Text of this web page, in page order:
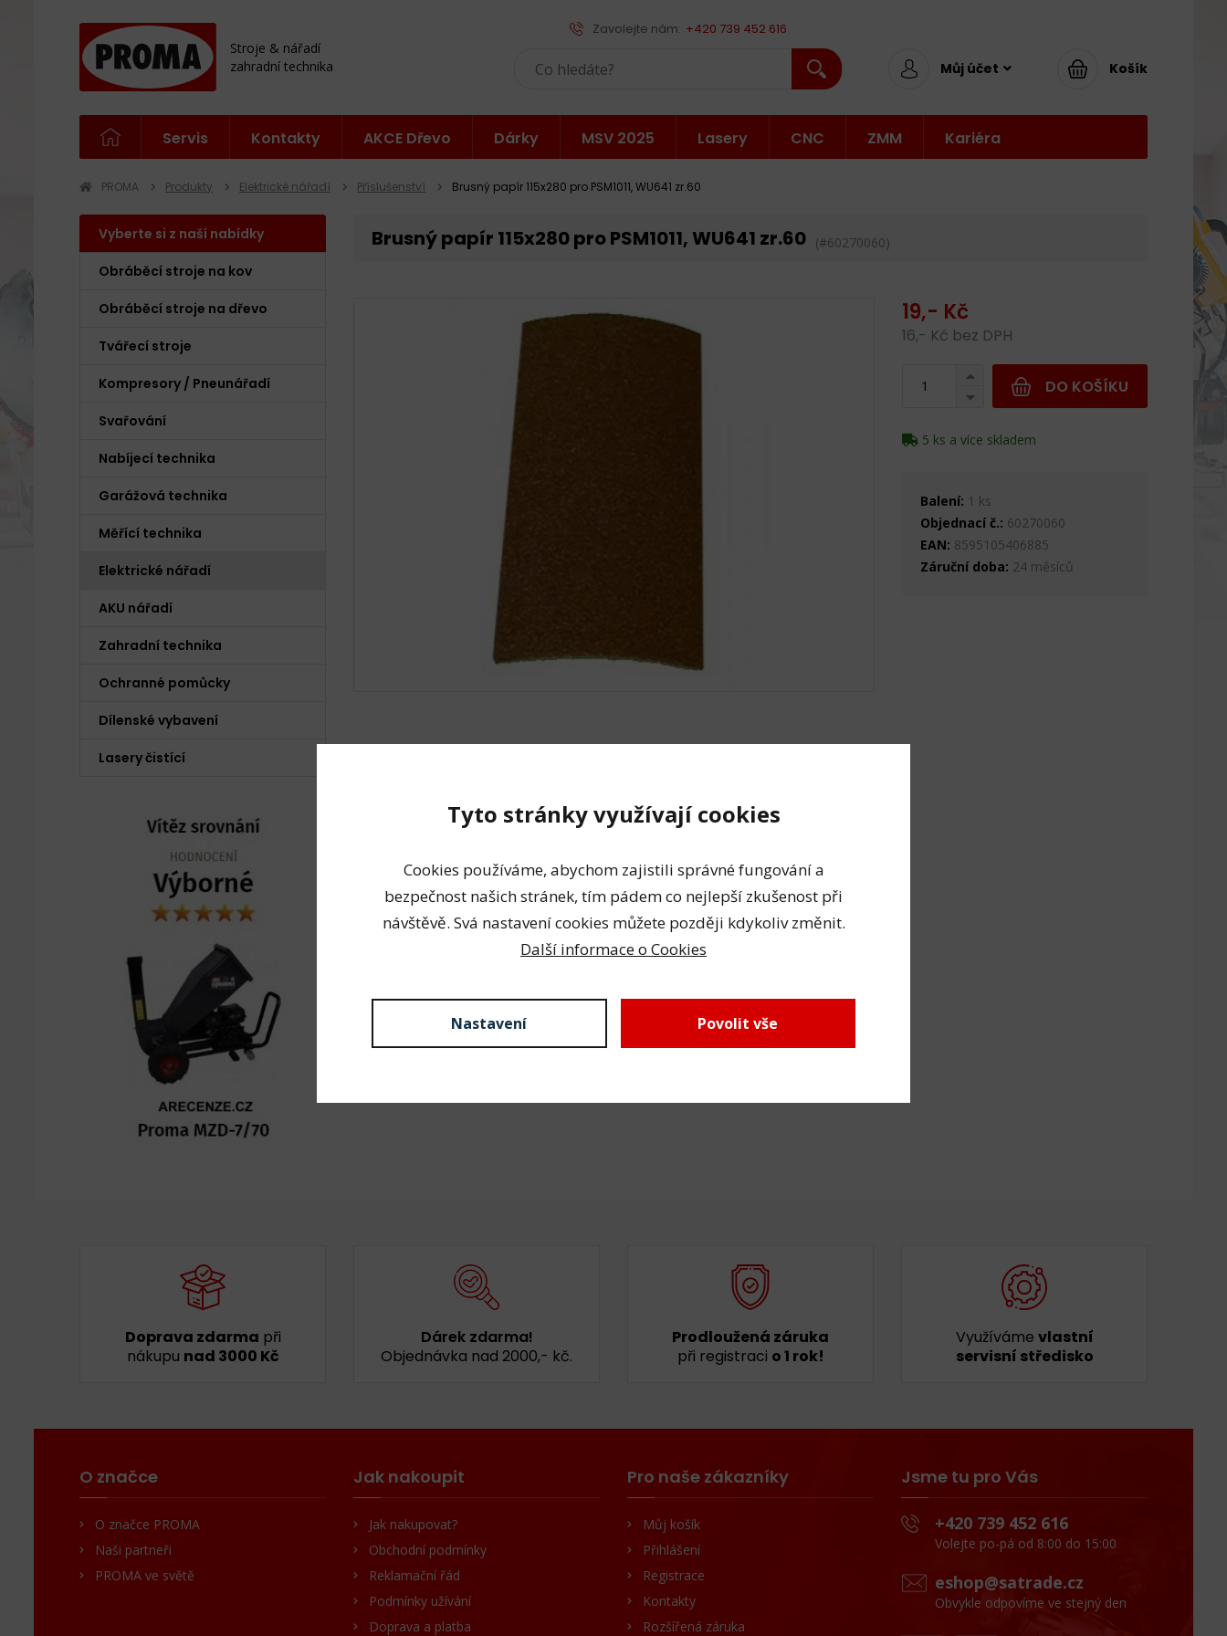
Stroje & nářadí
zahradní technika
Zavolejte nám: +420 739 452 616
Můj účet Košík
Servis Kontakty AKCE Dřevo Dárky MSV 2025 Lasery CNC ZMM Kariéra
PROMA Produkty Elektrické nářadí Příslušenství Brusný papír 115x280 pro PSM1011, WU641 zr.60
Vyberte si z naší nabídky
Obráběcí stroje na kov
Obráběcí stroje na dřevo
Tvářecí stroje
Kompresory / Pneunářadí
Svařování
Nabíjecí technika
Garážová technika
Měřící technika
Elektrické nářadí
AKU nářadí
Zahradní technika
Ochranné pomůcky
Dílenské vybavení
Lasery čistící
Brusný papír 115x280 pro PSM1011, WU641 zr.60 (#60270060)
19,- Kč
16,- Kč bez DPH
DO KOŠÍKU
5 ks a více skladem
Balení: 1 ks
Objednací č.: 60270060
EAN: 8595105406885
Záruční doba: 24 měsíců
Brusný papír pro FVM-250, FOS-450, zr. 60 (115x280)
Doprava zdarma při
nákupu nad 3000 Kč
Dárek zdarma!
Objednávka nad 2000,- kč.
Prodloužená záruka
při registraci o 1 rok!
Využíváme vlastní
servisní středisko
O značce
O značce PROMA
Naši partneři
PROMA ve světě
Jak nakoupit
Jak nakupovat?
Obchodní podmínky
Reklamační řád
Podmínky užívání
Doprava a platba
Pro naše zákazníky
Můj košík
Přihlášení
Registrace
Kontakty
Rozšířená záruka
Jsme tu pro Vás
+420 739 452 616
Volejte po-pá od 8:00 do 15:00
eshop@satrade.cz
Obvykle odpovíme ve stejný den
Tyto stránky využívají cookies
Cookies používáme, abychom zajistili správné fungování a
bezpečnost našich stránek, tím pádem co nejlepší zkušenost při
návštěvě. Svá nastavení cookies můžete později kdykoliv změnit.
Další informace o Cookies
Nastavení Povolit vše